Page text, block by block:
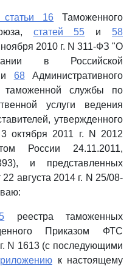
16 Таможенного
статей 55 и 58
2010 г. N 311-ФЗ "О
в Российской
68Административного
таможенной службы по
услуги ведения
утвержденного
октября 2011 г. N 2012
России 24.11.2011,
и представленных
августа 2014 г. N 25/08-
реестра таможенных
Приказом ФТС
N 1613 (с последующими
к настоящему